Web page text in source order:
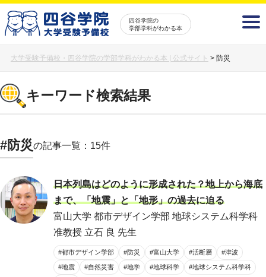
四谷学院の
学部学科がわかる本
大学受験予備校・四谷学院の学部学科がわかる本 | 公式サイト > 防災
キーワード検索結果
#防災の記事一覧：15件
日本列島はどのように形成された？地上から海底
まで、「地震」と「地形」の過去に迫る
富山大学 都市デザイン学部 地球システム科学科
准教授 立石 良 先生
#都市デザイン学部 #防災 #富山大学 #活断層 #津波
#地震 #自然災害 #地学 #地球科学 #地球システム科学科